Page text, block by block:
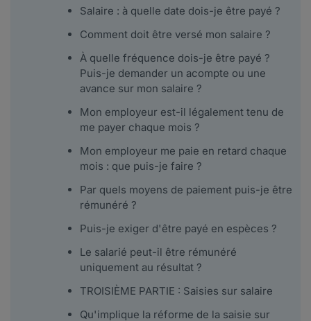
Salaire : à quelle date dois-je être payé ?
Comment doit être versé mon salaire ?
À quelle fréquence dois-je être payé ?
Puis-je demander un acompte ou une
avance sur mon salaire ?
Mon employeur est-il légalement tenu de
me payer chaque mois ?
Mon employeur me paie en retard chaque
mois : que puis-je faire ?
Par quels moyens de paiement puis-je être
rémunéré ?
Puis-je exiger d'être payé en espèces ?
Le salarié peut-il être rémunéré
uniquement au résultat ?
TROISIÈME PARTIE : Saisies sur salaire
Qu'implique la réforme de la saisie sur